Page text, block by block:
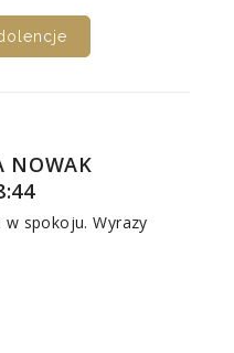
NOWAK
spokoju. Wyrazy